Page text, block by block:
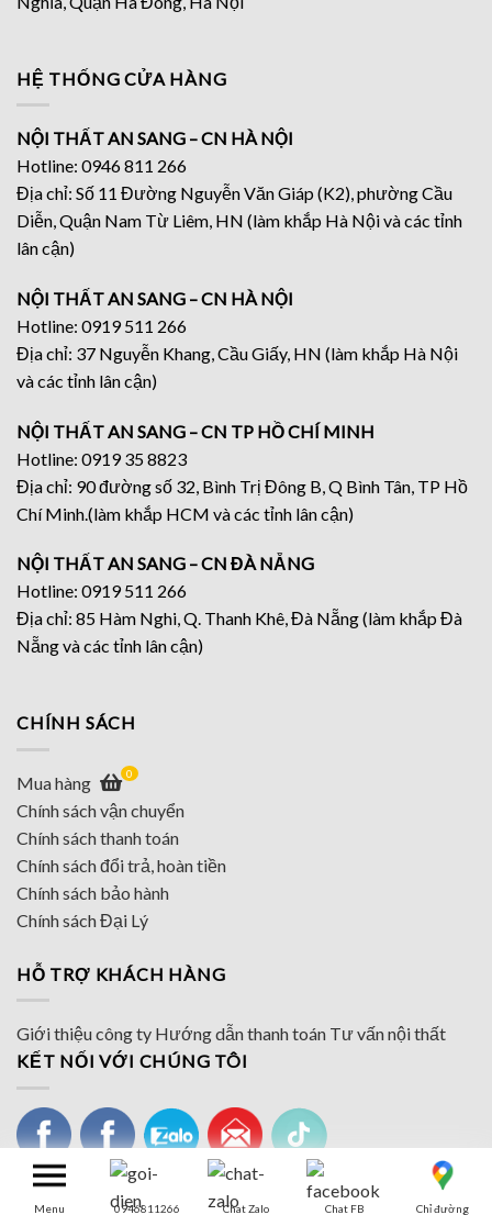
HỆ THỐNG CỬA HÀNG
NỘI THẤT AN SANG – CN HÀ NỘI
Hotline: 0946 811 266
Địa chỉ: Số 11 Đường Nguyễn Văn Giáp (K2), phường Cầu
Diễn, Quận Nam Từ Liêm, HN (làm khắp Hà Nội và các tỉnh
lân cận)
NỘI THẤT AN SANG – CN HÀ NỘI
Hotline: 0919 511 266
Địa chỉ: 37 Nguyễn Khang, Cầu Giấy, HN (làm khắp Hà Nội
và các tỉnh lân cận)
NỘI THẤT AN SANG – CN TP HỒ CHÍ MINH
Hotline: 0919 35 8823
Địa chỉ: 90 đường số 32, Bình Trị Đông B, Q Bình Tân, TP Hồ
Chí Minh.(làm khắp HCM và các tỉnh lân cận)
NỘI THẤT AN SANG – CN ĐÀ NẴNG
Hotline: 0919 511 266
Địa chỉ: 85 Hàm Nghi, Q. Thanh Khê, Đà Nẵng (làm khắp Đà
Nẵng và các tỉnh lân cận)
CHÍNH SÁCH
Mua hàng 0
Chính sách vận chuyển
Chính sách thanh toán
Chính sách đổi trả, hoàn tiền
Chính sách bảo hành
Chính sách Đại Lý
HỖ TRỢ KHÁCH HÀNG
Giới thiệu công ty Hướng dẫn thanh toán Tư vấn nội thất
KẾT NỐI VỚI CHÚNG TÔI
Menu 0946811266 Chat Zalo Chat FB Chỉ đường